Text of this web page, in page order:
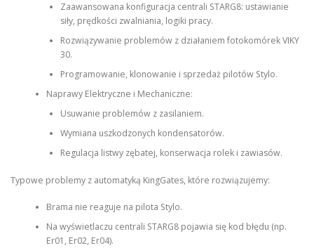
Zaawansowana konfiguracja centrali STARG8: ustawianie
siły, prędkości zwalniania, logiki pracy.
Rozwiązywanie problemów z działaniem fotokomórek VIKY
30.
Programowanie, klonowanie i sprzedaż pilotów Stylo.
Naprawy Elektryczne i Mechaniczne:
Usuwanie problemów z zasilaniem.
Wymiana uszkodzonych kondensatorów.
Regulacja listwy zębatej, konserwacja rolek i zawiasów.
Typowe problemy z automatyką KingGates, które rozwiązujemy:
Brama nie reaguje na pilota Stylo.
Na wyświetlaczu centrali STARG8 pojawia się kod błędu (np.
Er01, Er02, Er04).